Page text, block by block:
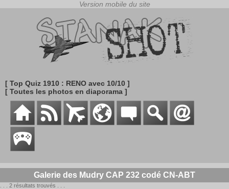
[ Top Quiz 1910 : RENO avec 10/10 ]
[ Toutes les photos en diaporama ]
Galerie des Mudry CAP 232 codé CN-ABT
. . . 2 résultats trouvés . . .